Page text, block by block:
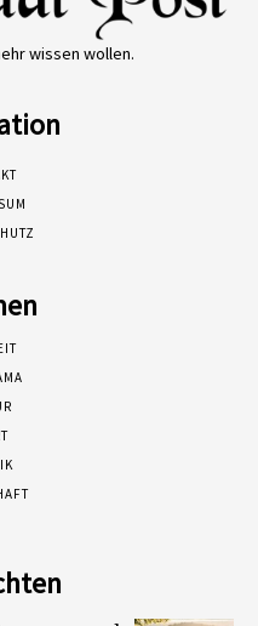
wissen wollen.